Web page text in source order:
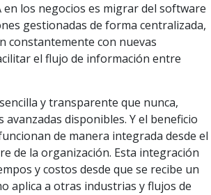
los negocios es migrar del software
gestionadas de forma centralizada,
constantemente con nuevas
el flujo de información entre
y transparente que nunca,
disponibles. Y el beneficio
de manera integrada desde el
de la organización. Esta integración
y costos desde que se recibe un
aplica a otras industrias y flujos de